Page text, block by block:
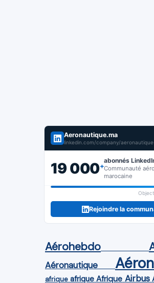
Aeronautique.ma
linkedin.com/company/
19 000+
abonnés
Communauté
marocaine
Rejoindre la
Aérohebdo
Aéronautique
afrique afrique Afrique Airbus